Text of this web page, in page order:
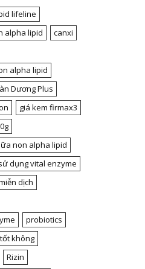
lifeline
alpha lipid
canxi
alpha lipid
Dương Plus
giá kem firmax3
non alpha lipid
dụng vital enzyme
dịch
probiotics
không
Rizin